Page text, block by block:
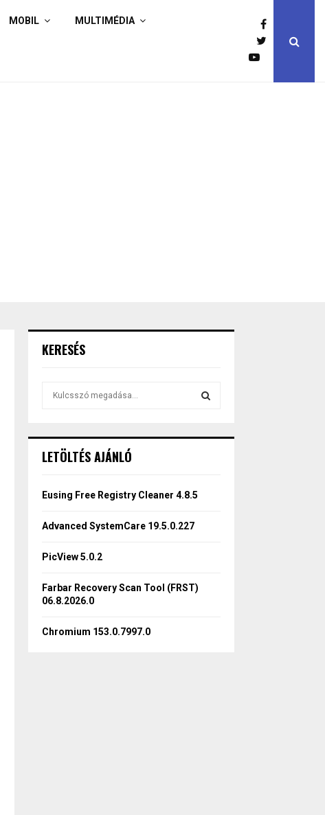
MOBIL MULTIMÉDIA
KERESÉS
h
o
LETÖLTÉS AJÁNLÓ
Eusing Free Registry Cleaner 4.8.5
Advanced SystemCare 19.5.0.227
PicView 5.0.2
Farbar Recovery Scan Tool (FRST)
06.8.2026.0
Chromium 153.0.7997.0